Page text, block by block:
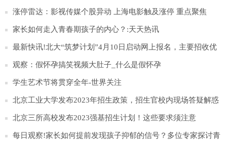
涨停雷达：影视传媒个股异动 上海电影触及涨停 重点聚焦
家长如何走入青春期孩子的内心？:天天热讯
最新快讯!北大“筑梦计划”4月10日启动网上报名，主要招收优
秀农村学生
观察：假怀孕搞笑视频大肚子_什么是假怀孕
学生艺术节将贯穿全年-世界关注
北京工业大学发布2023年招生政策，招生官校内现场答疑解惑
_每日快播
北京三所高校发布2023强基招生计划！这些要求须注意
每日观察!家长如何提前发现孩子抑郁的信号？多位专家探讨青